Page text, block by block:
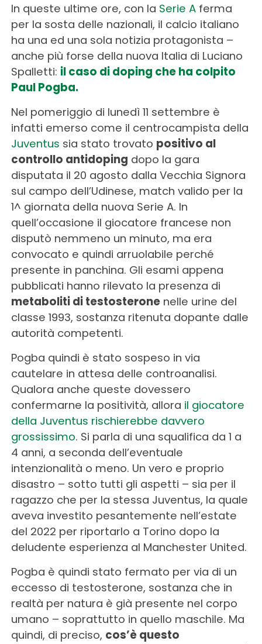
In queste ultime ore, con la Serie Aferma
per la sosta delle nazionali, il calcio italiano
ha una ed una sola notizia protagonista –
anche più forse della nuova Italia di Luciano
Spalletti: il caso di doping che ha colpito
Paul Pogba.
Nel pomeriggio di lunedì 11 settembre è
infatti emerso come il centrocampista della
Juventus sia stato trovato positivo al
controllo antidoping dopo la gara
disputata il 20 agosto dalla Vecchia Signora
sul campo dell’Udinese, match valido per la
1^ giornata della nuova Serie A. In
quell’occasione il giocatore francese non
disputò nemmeno un minuto, ma era
convocato e quindi arruolabile perché
presente in panchina. Gli esami appena
pubblicati hanno rilevato la presenza di
metaboliti di testosteronenelle urine del
classe 1993, sostanza ritenuta dopante dalle
autorità competenti.
Pogba quindi è stato sospeso in via
cautelare in attesa delle controanalisi.
Qualora anche queste dovessero
confermarne la positività, allora il giocatore
della Juventus rischierebbe davvero
grossissimo. Si parla di una squalifica da 1 a
4 anni, a seconda dell’eventuale
intenzionalità o meno. Un vero e proprio
disastro – sotto tutti gli aspetti – sia per il
ragazzo che per la stessa Juventus, la quale
aveva investito pesantemente nell’estate
del 2022 per riportarlo a Torino dopo la
deludente esperienza al Manchester United.
Pogba è quindi stato fermato per via di un
eccesso di testosterone, sostanza che in
realtà per natura è già presente nel corpo
umano – soprattutto in quello maschile. Ma
quindi, di preciso, cos’è questo